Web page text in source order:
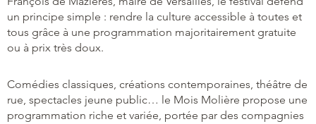
un principe simple : rendre la culture accessible à toutes et
tous grâce à une programmation majoritairement gratuite
ou à prix très doux.
Comédies classiques, créations contemporaines, théâtre de
rue, spectacles jeune public… le Mois Molière propose une
programmation riche et variée, portée par des compagnies